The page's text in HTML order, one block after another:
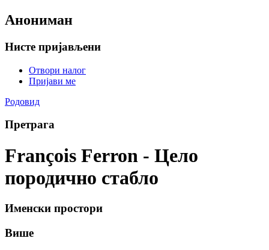
Анониман
Нисте пријављени
Отвори налог
Пријави ме
Родовид
Претрага
François Ferron - Цело
породично стабло
Именски простори
Више